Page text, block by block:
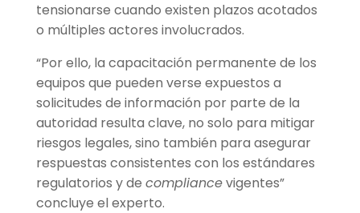
tensionarse cuando existen plazos acotados
o múltiples actores involucrados.
“Por ello, la capacitación permanente de los
equipos que pueden verse expuestos a
solicitudes de información por parte de la
autoridad resulta clave, no solo para mitigar
riesgos legales, sino también para asegurar
respuestas consistentes con los estándares
regulatorios y de compliancevigentes”
concluye el experto.